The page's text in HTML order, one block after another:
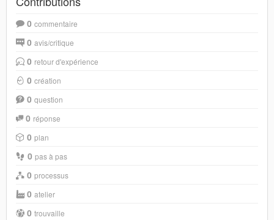
0 commentaire
0 avis/critique
0 retour d'expérience
0 création
0 question
0 réponse
0 plan
0 pas à pas
0 processus
0 atelier
0 trouvaille